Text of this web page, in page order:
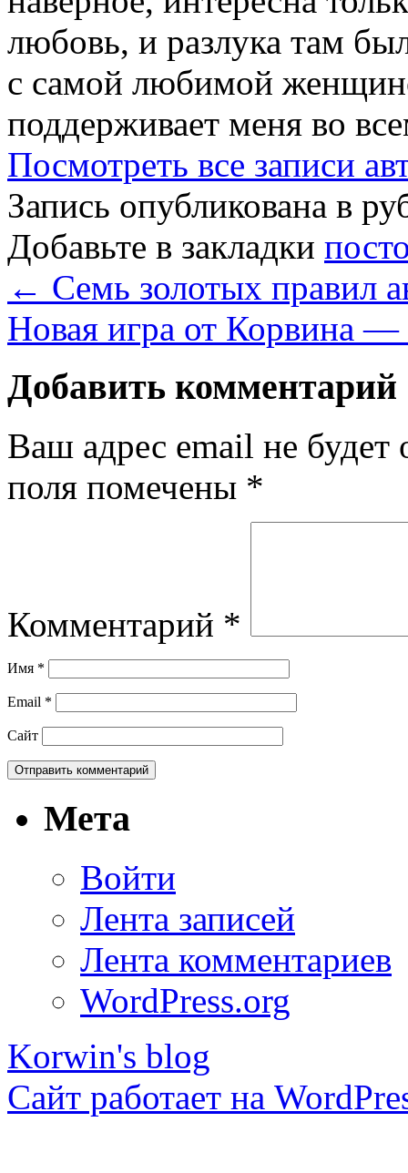
любовь, и разлука там
с самой любимой
поддерживает меня во
Посмотреть все записи
Запись опубликована в
Добавьте в закладки
← Семь золотых правил
Новая игра от Корвина
Добавить комментарий
Ваш адрес email не будет
поля помечены *
Комментарий *
Имя *
Email *
Сайт
Мета
Войти
Лента записей
Лента комментариев
WordPress.org
Korwin's blog
Сайт работает на